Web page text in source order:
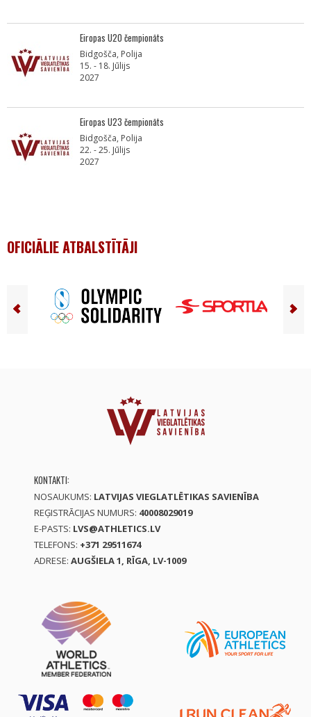
Eiropas U20 čempionāts
Bidgošča, Polija
15. - 18. Jūlijs
2027
Eiropas U23 čempionāts
Bidgošča, Polija
22. - 25. Jūlijs
2027
OFICIĀLIE ATBALSTĪTĀJI
KONTAKTI:
NOSAUKUMS: LATVIJAS VIEGLATLĒTIKAS SAVIENĪBA
REĢISTRĀCIJAS NUMURS: 40008029019
E-PASTS: LVS@ATHLETICS.LV
TELEFONS: +371 29511674
ADRESE: AUGŠIELA 1, RĪGA, LV-1009